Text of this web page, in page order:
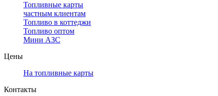
Топливные карты
частным клиентам
Топливо в коттеджи
Топливо оптом
Мини АЗС
Цены
На топливные карты
Контакты